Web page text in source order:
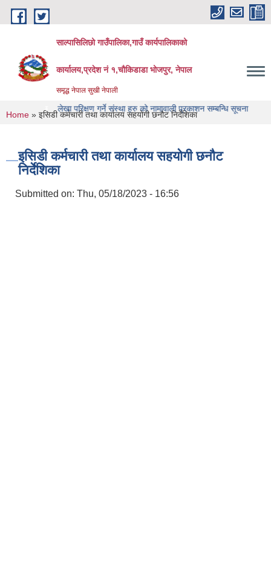
Skip to main content
साल्पासिलिछो गाउँपालिका,गाउँ कार्यपालिकाको
कार्यालय,प्रदेश नं १,चौकिडाडा भोजपुर, नेपाल
समृद्ध नेपाल सुखी नेपाली
लेखा परिक्षण गर्ने संस्था हरु को नामावाली प्रकाशन सम्बन्धि सूचना लेखा
You are here
Home » इसिडी कर्मचारी तथा कार्यालय सहयोगी छनौट निर्देशिका
इसिडी कर्मचारी तथा कार्यालय सहयोगी छनौट
निर्देशिका
Submitted on: Thu, 05/18/2023 - 16:56